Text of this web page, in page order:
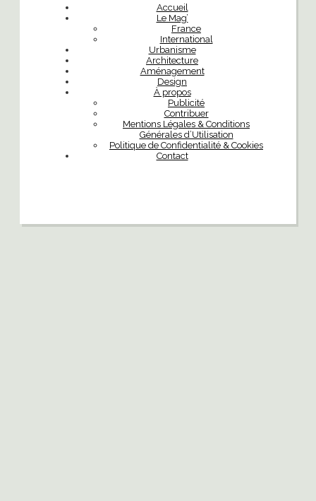
Accueil
Le Mag’
France
International
Urbanisme
Architecture
Aménagement
Design
À propos
Publicité
Contribuer
Mentions Légales & Conditions
Générales d’Utilisation
Politique de Confidentialité & Cookies
Contact